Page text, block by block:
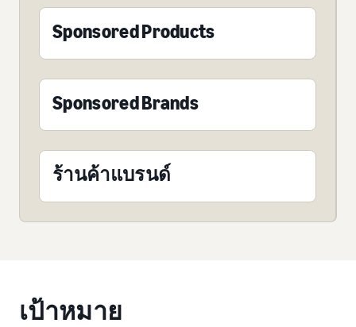
Sponsored Products
Sponsored Brands
ร้านค้าแบรนด์
เป้าหมาย